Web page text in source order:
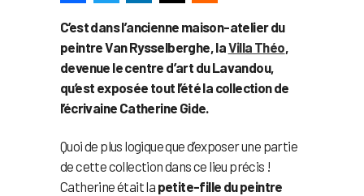
C’est dans l’ancienne maison-atelier du
peintre Van Rysselberghe, laVilla Théo,
devenue le centre d’art du Lavandou,
qu’est exposée tout l’été la collection de
l’écrivaine Catherine Gide.
Quoi de plus logique que d’exposer une partie
de cette collection dans ce lieu précis !
Catherine était la petite-fille du peintre